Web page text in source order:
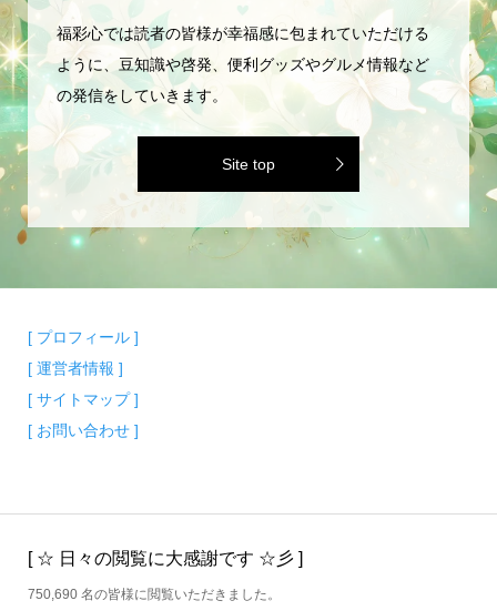
福彩心では読者の皆様が幸福感に包まれていただける
ように、豆知識や啓発、便利グッズやグルメ情報など
の発信をしていきます。
Site top
[ プロフィール ]
[ 運営者情報 ]
[ サイトマップ ]
[ お問い合わせ ]
[ ☆ 日々の閲覧に大感謝です ☆彡 ]
750,690 名の皆様に閲覧いただきました。